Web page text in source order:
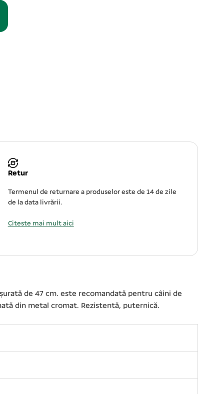
Retur
Termenul de returnare a produselor este de 14 de zile
de la data livrării.
Citeste mai mult aici
de 47 cm. este recomandată pentru câini de
din metal cromat. Rezistentă, puternică.